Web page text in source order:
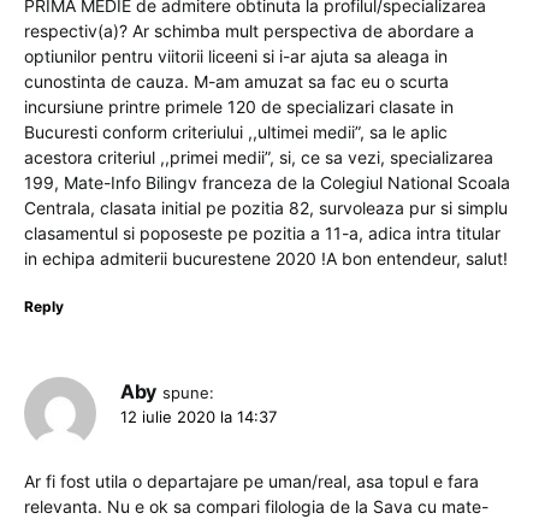
PRIMA MEDIE de admitere obtinuta la profilul/specializarea
respectiv(a)? Ar schimba mult perspectiva de abordare a
optiunilor pentru viitorii liceeni si i-ar ajuta sa aleaga in
cunostinta de cauza. M-am amuzat sa fac eu o scurta
incursiune printre primele 120 de specializari clasate in
Bucuresti conform criteriului ,,ultimei medii”, sa le aplic
acestora criteriul ,,primei medii”, si, ce sa vezi, specializarea
199, Mate-Info Bilingv franceza de la Colegiul National Scoala
Centrala, clasata initial pe pozitia 82, survoleaza pur si simplu
clasamentul si poposeste pe pozitia a 11-a, adica intra titular
in echipa admiterii bucurestene 2020 !A bon entendeur, salut!
Reply
Aby spune:
12 iulie 2020 la 14:37
Ar fi fost utila o departajare pe uman/real, asa topul e fara
relevanta. Nu e ok sa compari filologia de la Sava cu mate-